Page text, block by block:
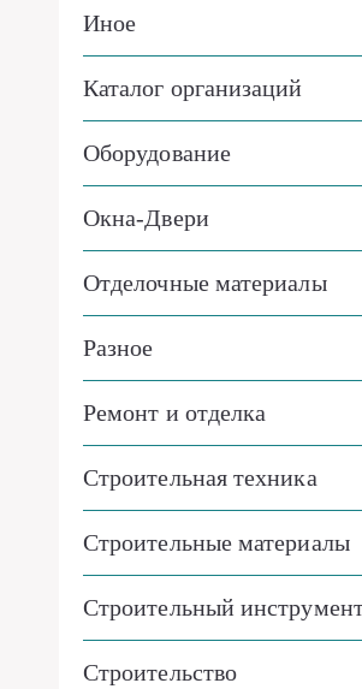
Иное
Каталог организаций
Оборудование
Окна-Двери
Отделочные материалы
Разное
Ремонт и отделка
Строительная техника
Строительные материалы
Строительный
Строительство